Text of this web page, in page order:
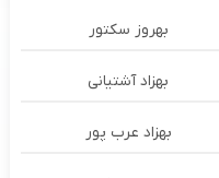
بهروز سکتور
بهزاد آشتیانی
بهزاد عرب پور